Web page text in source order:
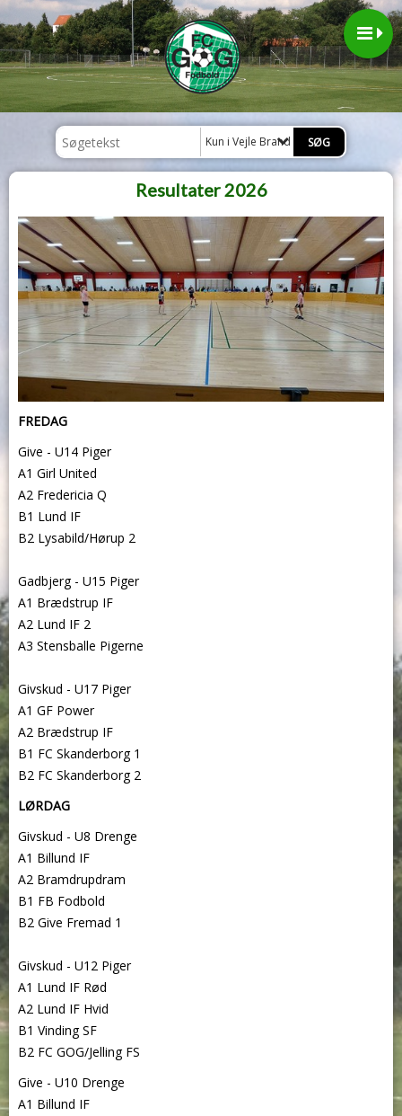
Kun i Vejle Brand Cup 2026
Resultater 2026
FREDAG
Give - U14 Piger
A1 Girl United
A2 Fredericia Q
B1 Lund IF
B2 Lysabild/Hørup 2
Gadbjerg - U15 Piger
A1 Brædstrup IF
A2 Lund IF 2
A3 Stensballe Pigerne
Givskud - U17 Piger
A1 GF Power
A2 Brædstrup IF
B1 FC Skanderborg 1
B2 FC Skanderborg 2
LØRDAG
Givskud - U8 Drenge
A1 Billund IF
A2 Bramdrupdram
B1 FB Fodbold
B2 Give Fremad 1
Givskud - U12 Piger
A1 Lund IF Rød
A2 Lund IF Hvid
B1 Vinding SF
B2 FC GOG/Jelling FS
Give - U10 Drenge
A1 Billund IF